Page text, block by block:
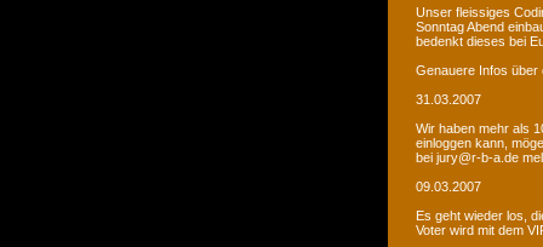
Unser fleissiges
Sonntag Abend
bedenkt dieses bei
Genauere Infos über
31.03.2007
Wir haben mehr als
einloggen kann,
bei jury@r-b-a.de
09.03.2007
Es geht wieder los,
Voter wird mit dem